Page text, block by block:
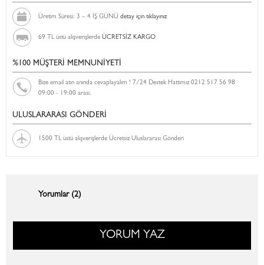
Üretim Süresi: 3 – 4 İŞ GÜNÜ detay için tıklayınız
69 TL üstü alışverişlerde ÜCRETSİZ KARGO
%100 MÜŞTERİ MEMNUNİYETİ
Bize email atın anında cevaplayalım ! 7/24 Destek Hattımız 0212 517 56 98
09:00 - 19:00 arası.
ULUSLARARASI GÖNDERİ
1500 TL üstü alışverişlerde Ücretsiz Uluslararası Gönderi
Yorumlar (2)
YORUM YAZ